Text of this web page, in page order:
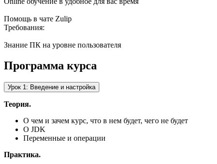
Помощь в чате Zulip
Требования:
Знание ПК на уровне пользователя
Программа курса
Урок 1: Введение и настройка
Теория.
О чем и зачем курс, что в нем будет, чего не будет
О JDK
Переменные и операции
Практика.